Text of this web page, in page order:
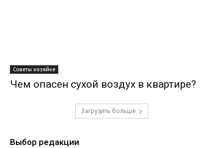
Советы хозяйке
Чем опасен сухой воздух в квартире?
Загрузить больше
Выбор редакции